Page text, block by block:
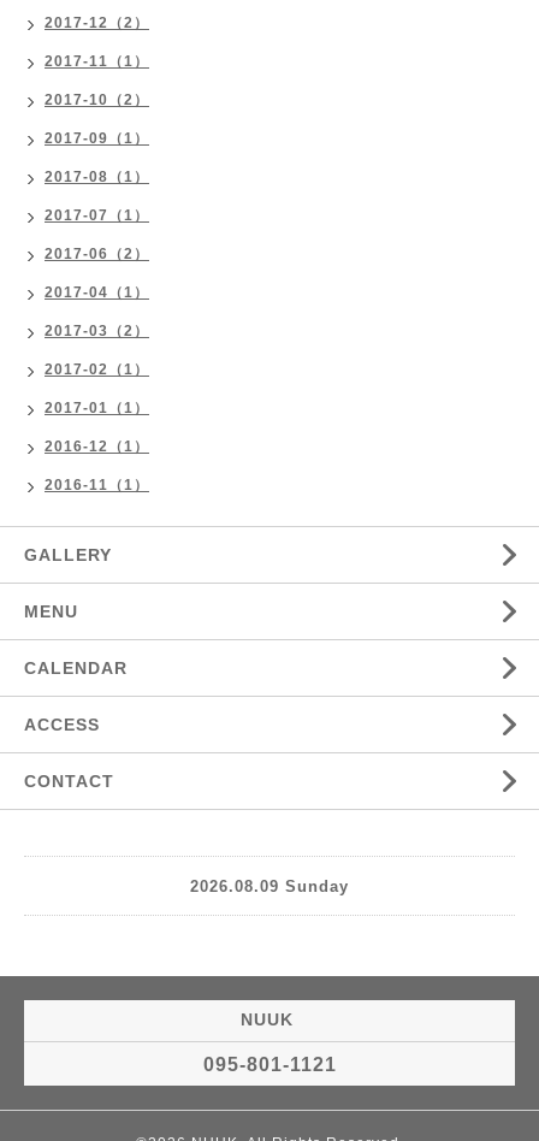
2017-12（2）
2017-11（1）
2017-10（2）
2017-09（1）
2017-08（1）
2017-07（1）
2017-06（2）
2017-04（1）
2017-03（2）
2017-02（1）
2017-01（1）
2016-12（1）
2016-11（1）
GALLERY
MENU
CALENDAR
ACCESS
CONTACT
2026.08.09 Sunday
NUUK
095-801-1121